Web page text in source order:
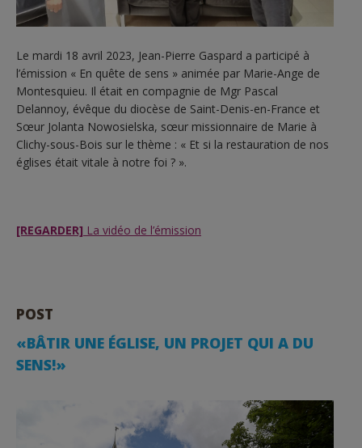
Le mardi 18 avril 2023, Jean-Pierre Gaspard a participé à
l’émission « En quête de sens » animée par Marie-Ange de
Montesquieu. Il était en compagnie de Mgr Pascal
Delannoy, évêque du diocèse de Saint-Denis-en-France et
Sœur Jolanta Nowosielska, sœur missionnaire de Marie à
Clichy-sous-Bois sur le thème : « Et si la restauration de nos
églises était vitale à notre foi ? ».
[REGARDER] La vidéo de l’émission
POST
«BÂTIR UNE ÉGLISE, UN PROJET QUI A DU
SENS!»